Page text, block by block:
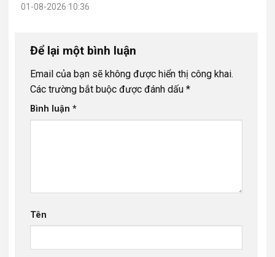
01-08-2026 10:36
Để lại một bình luận
Email của bạn sẽ không được hiển thị công khai.
Các trường bắt buộc được đánh dấu *
Bình luận *
Tên